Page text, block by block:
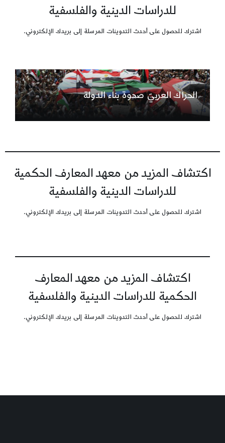
للدراسات الدينية والفلسفية
اشترك للحصول على أحدث التدوينات المرسلة إلى بريدك الإلكتروني.
الحراك العربيّ صحوة بناء الدولة
اكتشاف المزيد من معهد المعارف الحكمية
للدراسات الدينية والفلسفية
اشترك للحصول على أحدث التدوينات المرسلة إلى بريدك الإلكتروني.
اكتشاف المزيد من معهد المعارف
الحكمية للدراسات الدينية والفلسفية
اشترك للحصول على أحدث التدوينات المرسلة إلى بريدك الإلكتروني.